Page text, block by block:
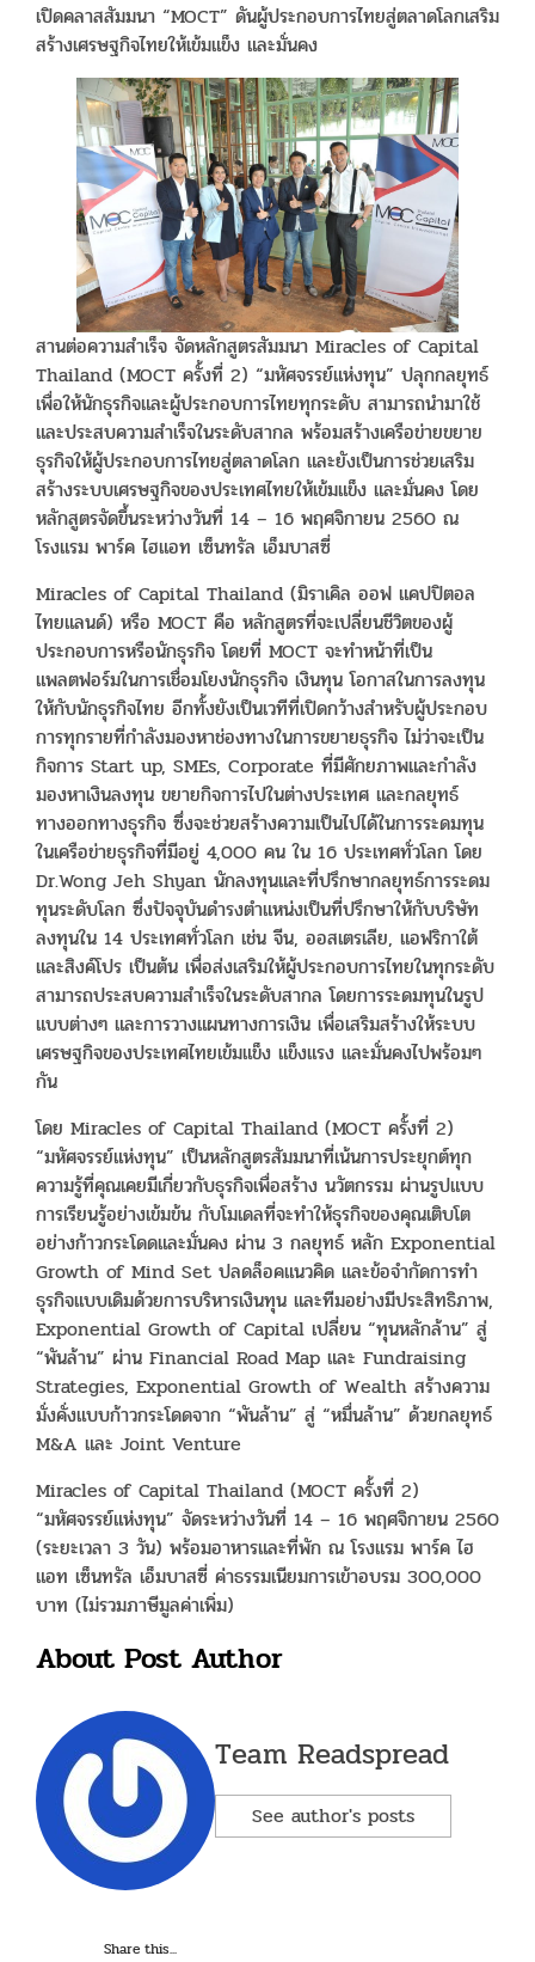
เปิดคลาสสัมมนา “MOCT” ดันผู้ประกอบการไทยสู่ตลาดโลกเสริม
สร้างเศรษฐกิจไทยให้เข้มแข็ง และมั่นคง
สานต่อความสำเร็จ จัดหลักสูตรสัมมนา Miracles of Capital
Thailand (MOCT ครั้งที่ 2) “มหัศจรรย์แห่งทุน” ปลุกกลยุทธ์
เพื่อให้นักธุรกิจและผู้ประกอบการไทยทุกระดับ สามารถนำมาใช้
และประสบความสำเร็จในระดับสากล พร้อมสร้างเครือข่ายขยาย
ธุรกิจให้ผู้ประกอบการไทยสู่ตลาดโลก และยังเป็นการช่วยเสริม
สร้างระบบเศรษฐกิจของประเทศไทยให้เข้มแข็ง และมั่นคง โดย
หลักสูตรจัดขึ้นระหว่างวันที่ 14 – 16 พฤศจิกายน 2560 ณ
โรงแรม พาร์ค ไฮแอท เซ็นทรัล เอ็มบาสซี่
Miracles of Capital Thailand (มิราเคิล ออฟ แคปปิตอล
ไทยแลนด์) หรือ MOCT คือ หลักสูตรที่จะเปลี่ยนชีวิตของผู้
ประกอบการหรือนักธุรกิจ โดยที่ MOCT จะทำหน้าที่เป็น
แพลตฟอร์มในการเชื่อมโยงนักธุรกิจ เงินทุน โอกาสในการลงทุน
ให้กับนักธุรกิจไทย อีกทั้งยังเป็นเวทีที่เปิดกว้างสำหรับผู้ประกอบ
การทุกรายที่กำลังมองหาช่องทางในการขยายธุรกิจ ไม่ว่าจะเป็น
กิจการ Start up, SMEs, Corporate ที่มีศักยภาพและกำลัง
มองหาเงินลงทุน ขยายกิจการไปในต่างประเทศ และกลยุทธ์
ทางออกทางธุรกิจ ซึ่งจะช่วยสร้างความเป็นไปได้ในการระดมทุน
ในเครือข่ายธุรกิจที่มีอยู่ 4,000 คน ใน 16 ประเทศทั่วโลก โดย
Dr.Wong Jeh Shyan นักลงทุนและที่ปรึกษากลยุทธ์การระดม
ทุนระดับโลก ซึ่งปัจจุบันดำรงตำแหน่งเป็นที่ปรึกษาให้กับบริษัท
ลงทุนใน 14 ประเทศทั่วโลก เช่น จีน, ออสเตรเลีย, แอฟริกาใต้
และสิงค์โปร เป็นต้น เพื่อส่งเสริมให้ผู้ประกอบการไทยในทุกระดับ
สามารถประสบความสำเร็จในระดับสากล โดยการระดมทุนในรูป
แบบต่างๆ และการวางแผนทางการเงิน เพื่อเสริมสร้างให้ระบบ
เศรษฐกิจของประเทศไทยเข้มแข็ง แข็งแรง และมั่นคงไปพร้อมๆ
กัน
โดย Miracles of Capital Thailand (MOCT ครั้งที่ 2)
“มหัศจรรย์แห่งทุน” เป็นหลักสูตรสัมมนาที่เน้นการประยุกต์ทุก
ความรู้ที่คุณเคยมีเกี่ยวกับธุรกิจเพื่อสร้าง นวัตกรรม ผ่านรูปแบบ
การเรียนรู้อย่างเข้มข้น กับโมเดลที่จะทำให้ธุรกิจของคุณเติบโต
อย่างก้าวกระโดดและมั่นคง ผ่าน 3 กลยุทธ์ หลัก Exponential
Growth of Mind Set ปลดล็อคแนวคิด และข้อจำกัดการทำ
ธุรกิจแบบเดิมด้วยการบริหารเงินทุน และทีมอย่างมีประสิทธิภาพ,
Exponential Growth of Capital เปลี่ยน “ทุนหลักล้าน” สู่
“พันล้าน” ผ่าน Financial Road Map และ Fundraising
Strategies, Exponential Growth of Wealth สร้างความ
มั่งคั่งแบบก้าวกระโดดจาก “พันล้าน” สู่ “หมื่นล้าน” ด้วยกลยุทธ์
M&A และ Joint Venture
Miracles of Capital Thailand (MOCT ครั้งที่ 2)
“มหัศจรรย์แห่งทุน” จัดระหว่างวันที่ 14 – 16 พฤศจิกายน 2560
(ระยะเวลา 3 วัน) พร้อมอาหารและที่พัก ณ โรงแรม พาร์ค ไฮ
แอท เซ็นทรัล เอ็มบาสซี่ ค่าธรรมเนียมการเข้าอบรม 300,000
บาท (ไม่รวมภาษีมูลค่าเพิ่ม)
About Post Author
Team Readspread
See author's posts
Share this...